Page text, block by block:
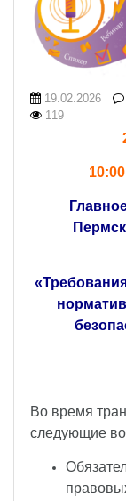
19.02.2026
119
10:
Во время
следующие